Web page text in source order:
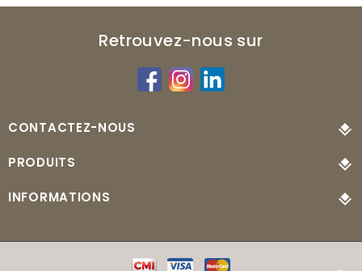
Retrouvez-nous sur
CONTACTEZ-NOUS
PRODUITS
INFORMATIONS